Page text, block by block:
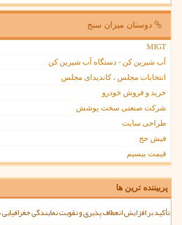
دوستان میزان سنج
MIGT
آب شیرین کن - دستگاه آب شیرین کن
انتخابات مجلس ، کاندیدای مجلس
خرید و فروش خودرو
شرکت صنعتی سخت پوشش
طراحی سایت
فیش حج
قیمت بیسیم
پربیننده ترین ها
تأکید بر افزایش انعطاف پذیری و تقویت نمایندگی جغرافیایی